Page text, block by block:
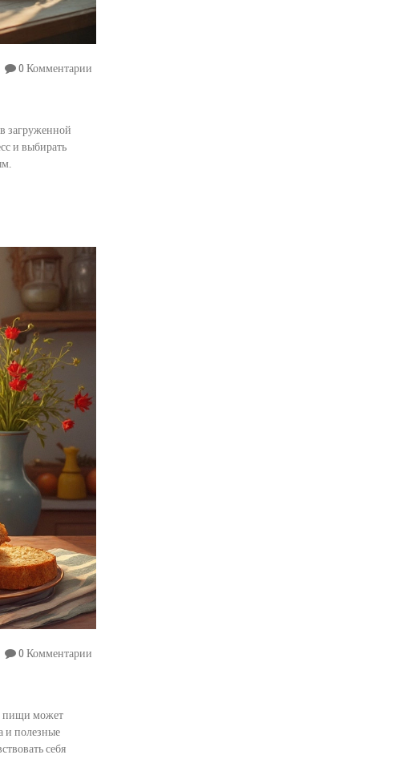
0 Комментарии
загруженной
и выбирать
0 Комментарии
пищи может
и полезные
себя